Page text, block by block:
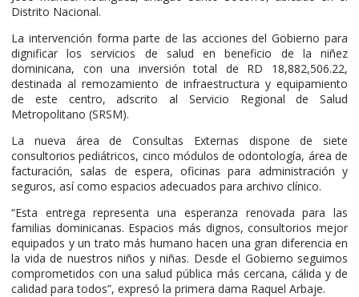
Distrito Nacional.
La intervención forma parte de las acciones del Gobierno para
dignificar los servicios de salud en beneficio de la niñez
dominicana, con una inversión total de RD 18,882,506.22,
destinada al remozamiento de infraestructura y equipamiento
de este centro, adscrito al Servicio Regional de Salud
Metropolitano (SRSM).
La nueva área de Consultas Externas dispone de siete
consultorios pediátricos, cinco módulos de odontología, área de
facturación, salas de espera, oficinas para administración y
seguros, así como espacios adecuados para archivo clínico.
“Esta entrega representa una esperanza renovada para las
familias dominicanas. Espacios más dignos, consultorios mejor
equipados y un trato más humano hacen una gran diferencia en
la vida de nuestros niños y niñas. Desde el Gobierno seguimos
comprometidos con una salud pública más cercana, cálida y de
calidad para todos”, expresó la primera dama Raquel Arbaje.